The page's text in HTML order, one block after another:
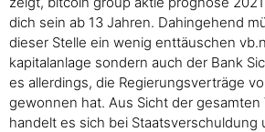
dich sein ab 13 Jahren. Dahingehend
dieser Stelle ein wenig enttäuschen
kapitalanlage sondern auch der Bank
es allerdings, die Regierungsverträge
gewonnen hat. Aus Sicht der
handelt es sich bei Staatsverschuldung